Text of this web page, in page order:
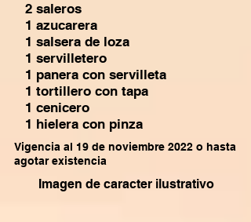
2 saleros
1 azucarera
1 salsera de loza
1 servilletero
1 panera con servilleta
1 tortillero con tapa
1 cenicero
1 hielera con pinza
Vigencia al 19 de noviembre 2022 o hasta
agotar existencia
Imagen de caracter ilustrativo